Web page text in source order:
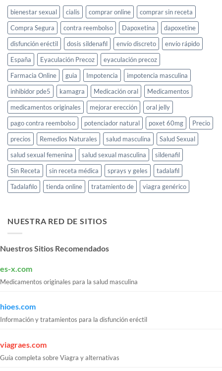
bienestar sexual cialis comprar online
comprar sin receta
Compra Segura
contra reembolso Dapoxetina
dapoxetine
disfunción eréctil
dosis sildenafil envío discreto
envío rápido
España
Eyaculación Precoz
eyaculación precoz
Farmacia Online
guia Impotencia
impotencia masculina
inhibidor pde5
kamagra Medicación oral
Medicamentos
medicamentos originales
mejorar erección
oral jelly
pago contra reembolso
potenciador natural poxet 60mg
Precio
precios
Remedios Naturales salud masculina
Salud Sexual
salud sexual femenina
salud sexual masculina
sildenafil
Sin Receta
sin receta médica sprays y geles
tadalafil
Tadalafilo
tienda online tratamiento de viagra genérico
NUESTRA RED DE SITIOS
Nuestros Sitios Recomendados
es-x.com
Medicamentos originales para la salud masculina
hioes.com
Información y tratamientos para la disfunción eréctil
viagraes.com
Guía completa sobre Viagra y alternativas